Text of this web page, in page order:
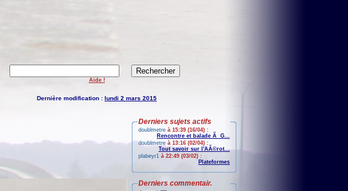
Aide !
Dernière modification : lundi 2 mars 2015
Derniers sujets actifs
doublmetre à 15:39 (16/04) :
Rencontre et balade Ã G...
doublmetre à 13:16 (02/04) :
Tout savoir sur l'AÃ©rot...
plabeyr1 à 22:49 (03/02) :
Plateformes
Derniers commentair.